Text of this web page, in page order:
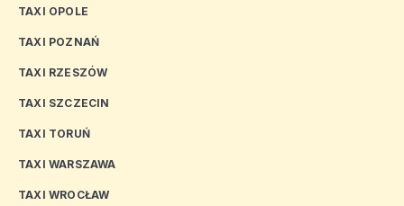
TAXI OPOLE
TAXI POZNAŃ
TAXI RZESZÓW
TAXI SZCZECIN
TAXI TORUŃ
TAXI WARSZAWA
TAXI WROCŁAW